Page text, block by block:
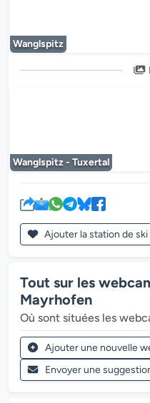
Wanglspitz
Wanglspitz - Tuxertal
Ajouter la station de ski
Tout sur les
Mayrhofen
Où sont situées les
Ajouter une nouvelle
Envoyer une